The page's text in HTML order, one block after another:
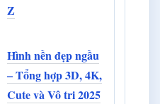
Z
Hình nền đẹp ngầu
– Tổng hợp 3D, 4K,
Cute và Vô tri 2025